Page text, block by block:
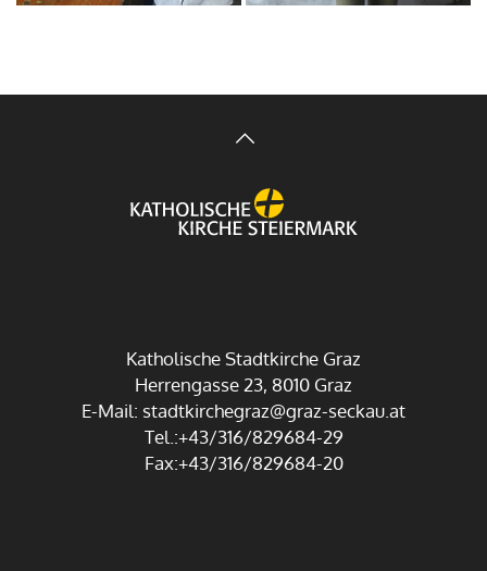
Katholische Stadtkirche Graz
Herrengasse 23, 8010 Graz
E-Mail: stadtkirchegraz@graz-seckau.at
Tel.:+43/316/829684-29
Fax:+43/316/829684-20